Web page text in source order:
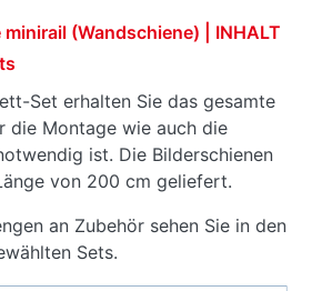
(Wandschiene) | INHALT
Set erhalten Sie das gesamte
die Montage wie auch die
ist. Die Bilderschienen
von 200 cm geliefert.
an Zubehör sehen Sie in den
Sets.